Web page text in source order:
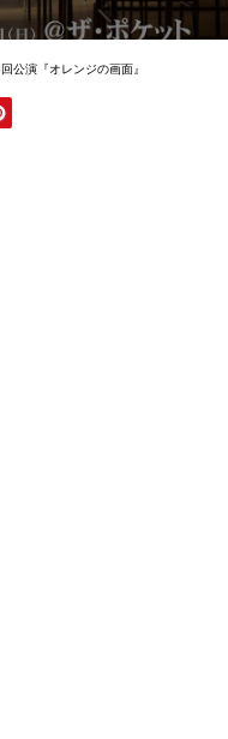
公演『オレンジの画面』